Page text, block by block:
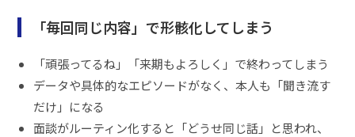
「毎回同じ内容」で形骸化してしまう
「頑張ってるね」「来期もよろしく」で終わってしまう
データや具体的なエピソードがなく、本人も「聞き流す
だけ」になる
面談がルーティン化すると「どうせ同じ話」と思われ、